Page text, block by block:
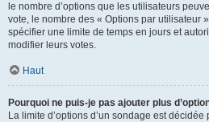
le nombre d’options que les utilisateurs
vote, le nombre des « Options par utilisateur
spécifier une limite de temps en jours et
modifier leurs votes.
Haut
Pourquoi ne puis-je pas ajouter plus
La limite d’options d’un sondage est